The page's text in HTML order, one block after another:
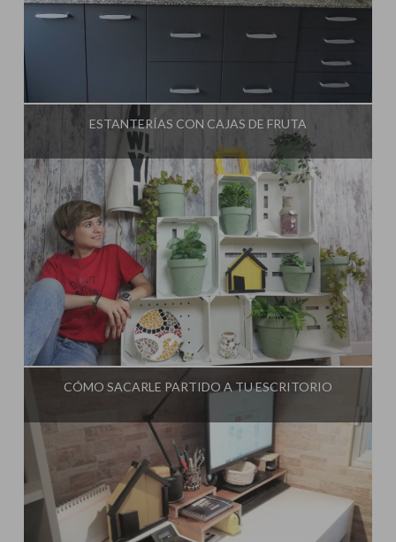
ESTANTERÍAS CON CAJAS DE FRUTA
Influencer:El Taller de Ire
CÓMO SACARLE PARTIDO A TU ESCRITORIO